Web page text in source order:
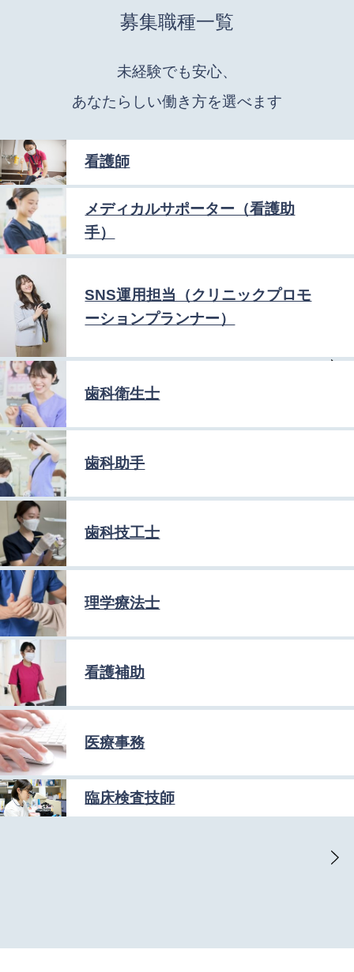
募集職種一覧
未経験でも安心、
あなたらしい働き方を選べます
看護師
メディカルサポーター（看護助
手）
SNS運用担当（クリニックプロモ
ーションプランナー）
歯科衛生士
歯科助手
歯科技工士
理学療法士
看護補助
医療事務
臨床検査技師